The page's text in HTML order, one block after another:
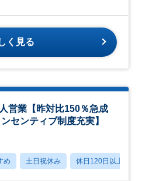
く見る
業【昨対比150％急成
センティブ制度充実】
め 土日祝休み 休日120日以上